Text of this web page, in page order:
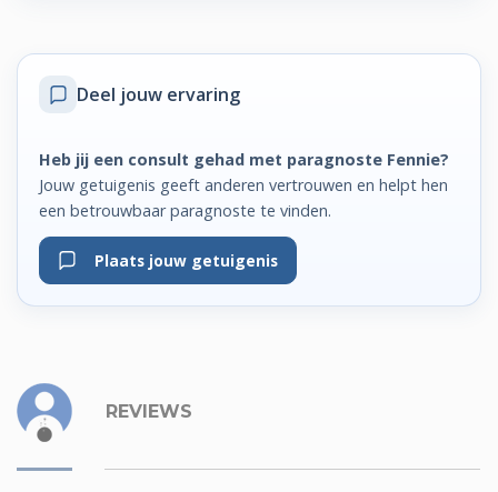
Deel jouw ervaring
Heb jij een consult gehad met paragnoste Fennie?
Jouw getuigenis geeft anderen vertrouwen en helpt hen
een betrouwbaar paragnoste te vinden.
Plaats jouw getuigenis
REVIEWS